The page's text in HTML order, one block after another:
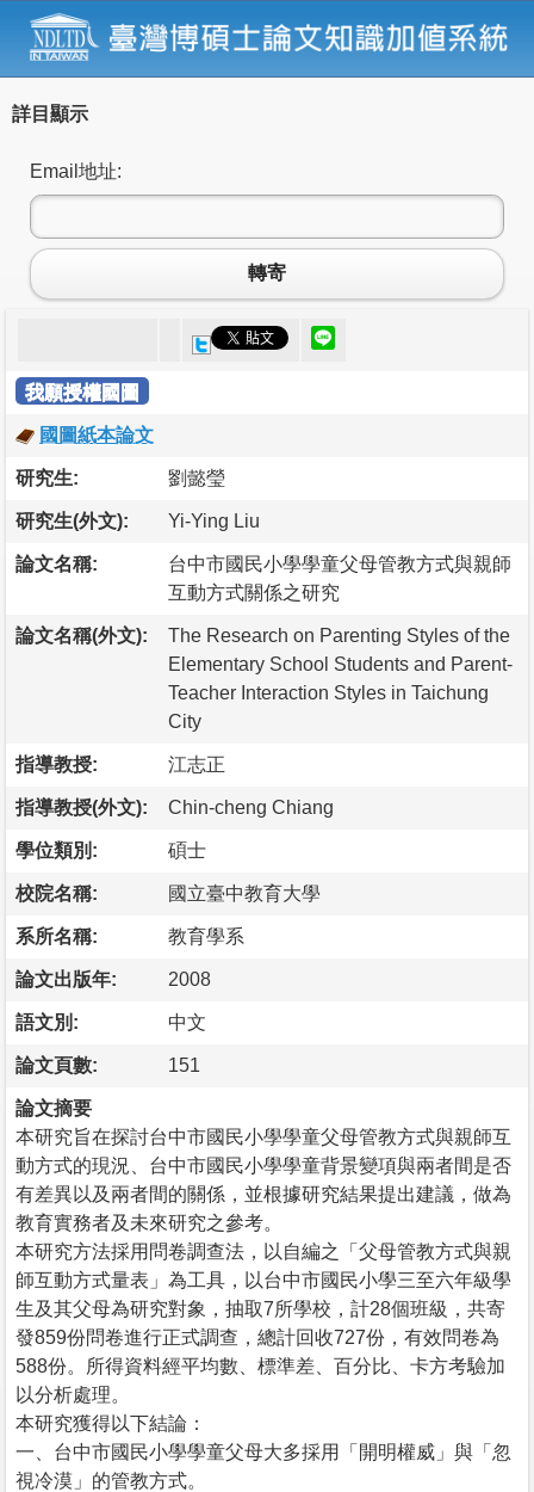
詳目顯示
Email地址:
轉寄
我願授權國圖
國圖紙本論文
研究生: 劉懿瑩
研究生(外文): Yi-Ying Liu
論文名稱:
台中市國民小學學童父母管教方式與親師
互動方式關係之研究
論文名稱(外文):
The Research on Parenting Styles of the
Elementary School Students and Parent-
Teacher Interaction Styles in Taichung
City
指導教授: 江志正
指導教授(外文): Chin-cheng Chiang
學位類別: 碩士
校院名稱: 國立臺中教育大學
系所名稱: 教育學系
論文出版年: 2008
語文別: 中文
論文頁數: 151
論文摘要
本研究旨在探討台中市國民小學學童父母管教方式與親師互
動方式的現況、台中市國民小學學童背景變項與兩者間是否
有差異以及兩者間的關係，並根據研究結果提出建議，做為
教育實務者及未來研究之參考。
本研究方法採用問卷調查法，以自編之「父母管教方式與親
師互動方式量表」為工具，以台中市國民小學三至六年級學
生及其父母為研究對象，抽取7所學校，計28個班級，共寄
發859份問卷進行正式調查，總計回收727份，有效問卷為
588份。所得資料經平均數、標準差、百分比、卡方考驗加
以分析處理。
本研究獲得以下結論：
一、台中市國民小學學童父母大多採用「開明權威」與「忽
視冷漠」的管教方式。